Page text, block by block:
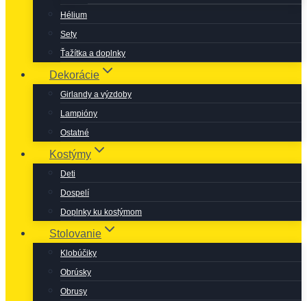
Hélium
Sety
Ťažítka a doplnky
Dekorácie
Girlandy a výzdoby
Lampióny
Ostatné
Kostýmy
Deti
Dospelí
Doplnky ku kostýmom
Stolovanie
Klobúčiky
Obrúsky
Obrusy